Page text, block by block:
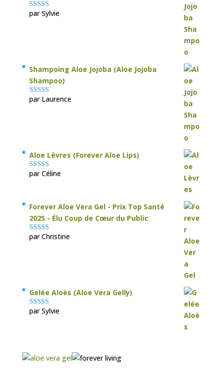
Note5sur 5
par Sylvie
Shampoing Aloe Jojoba (Aloe Jojoba
Shampoo)
Note5sur 5
par Laurence
Aloe Lèvres (Forever Aloe Lips)
Note5sur 5
par Céline
Forever Aloe Vera Gel - Prix Top Santé
2025 - Élu Coup de Cœur du Public
Note5sur 5
par Christine
Gelée Aloès (Aloe Vera Gelly)
Note5sur 5
par Sylvie